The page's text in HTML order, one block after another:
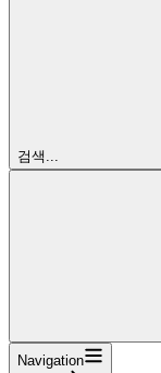
검색...
Navigation